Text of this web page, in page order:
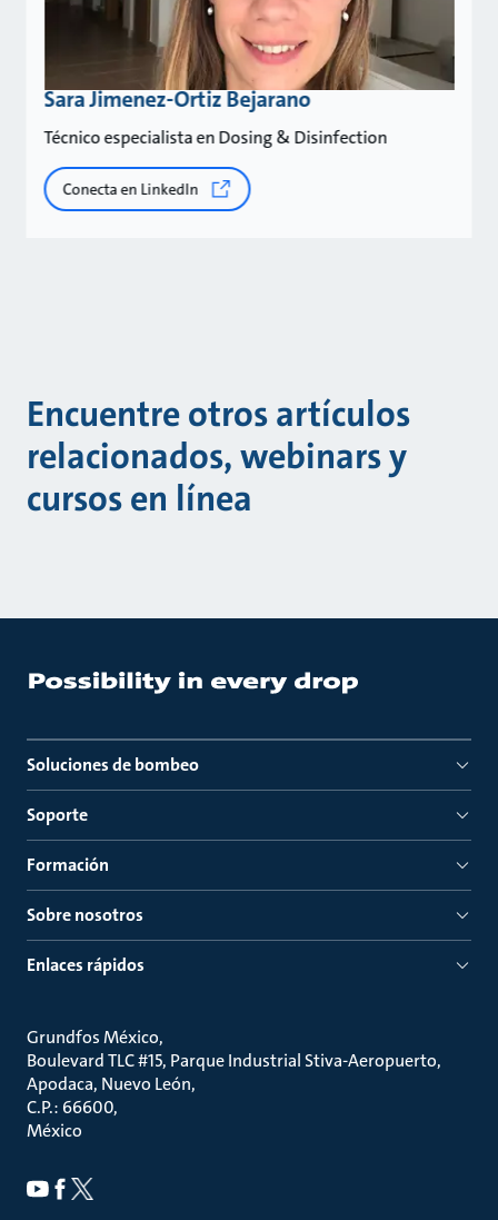
Sara Jimenez-Ortiz Bejarano
Técnico especialista en Dosing & Disinfection
Conecta en LinkedIn
Encuentre otros artículos
relacionados, webinars y
cursos en línea
Soluciones de bombeo
Soporte
Formación
Sobre nosotros
Enlaces rápidos
Grundfos México
Boulevard TLC #15, Parque Industrial Stiva-Aeropuerto,
Apodaca, Nuevo León
C.P.: 66600
México